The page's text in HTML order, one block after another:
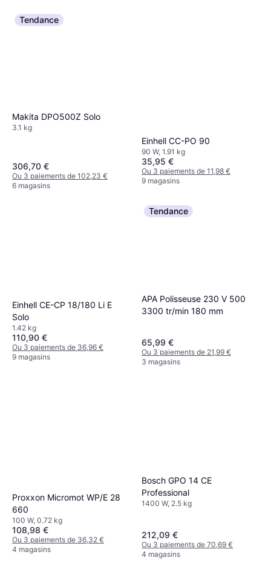
Tendance
Makita DPO500Z Solo
3.1 kg
306,70 €
Ou 3 paiements de 102,23 €
6 magasins
Einhell CC-PO 90
90 W, 1.91 kg
35,95 €
Ou 3 paiements de 11,98 €
9 magasins
Einhell CE-CP 18/180 Li E
Solo
1.42 kg
110,90 €
Ou 3 paiements de 36,96 €
9 magasins
Tendance
APA Polisseuse 230 V 500
3300 tr/min 180 mm
65,99 €
Ou 3 paiements de 21,99 €
3 magasins
Proxxon Micromot WP/E 28
660
100 W, 0.72 kg
108,98 €
Ou 3 paiements de 36,32 €
4 magasins
Bosch GPO 14 CE
Professional
1400 W, 2.5 kg
212,09 €
Ou 3 paiements de 70,69 €
4 magasins